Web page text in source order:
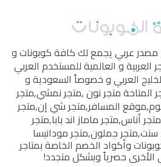
عربي يجمع لك كافة كوبونات و
و العالمية للمستخدم العربي
العربي و خصوصاً السعودية و
المتاحةمتجر نون,متجر نمشي,متجر
,موقع المسافر,متجر شي إن,متجر
متجر أناس,متجر ماماز اند بابا,متجر
سنت,متجر جملون,متجر مودانيسا
وأكواد الخصم الخاصة بمتاجر
الأخرى حصرياً وبشكل متجدد!